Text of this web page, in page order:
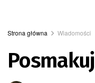
Strona główna Wiadomości